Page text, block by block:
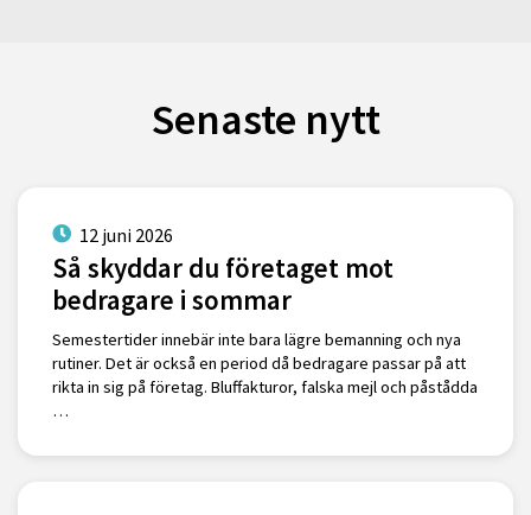
Senaste nytt
12 juni 2026
Så skyddar du företaget mot
bedragare i sommar
Semestertider innebär inte bara lägre bemanning och nya
rutiner. Det är också en period då bedragare passar på att
rikta in sig på företag. Bluffakturor, falska mejl och påstådda
…